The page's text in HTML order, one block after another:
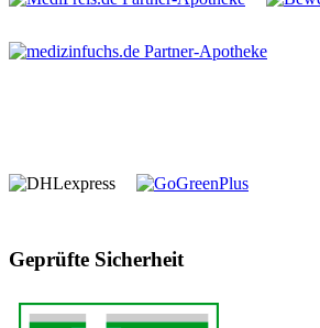
Geprüfte Sicherheit